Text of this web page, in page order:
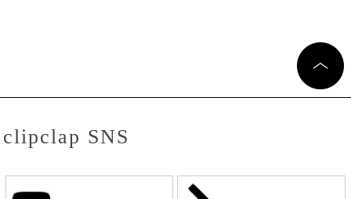
clipclap SNS